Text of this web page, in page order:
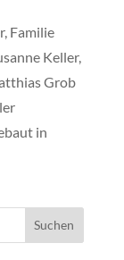
Familie
Keller,
Grob
in